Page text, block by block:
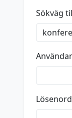
Sökväg
Lösenord